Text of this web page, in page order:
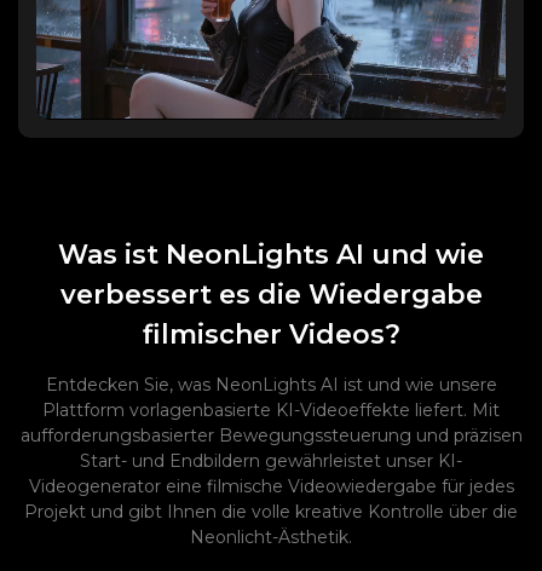
Was ist NeonLights AI und wie
verbessert es die Wiedergabe
filmischer Videos?
Entdecken Sie, was NeonLights AI ist und wie unsere
Plattform vorlagenbasierte KI-Videoeffekte liefert. Mit
aufforderungsbasierter Bewegungssteuerung und präzisen
Start- und Endbildern gewährleistet unser KI-
Videogenerator eine filmische Videowiedergabe für jedes
Projekt und gibt Ihnen die volle kreative Kontrolle über die
Neonlicht-Ästhetik.